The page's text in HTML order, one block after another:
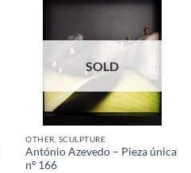
SOLD
OTHER, SCULPTURE
António Azevedo – Pieza única
nº 166